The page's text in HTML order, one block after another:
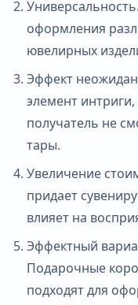
оформления
ювелирных
Эффект
элемент
получатель не
тары.
Увеличение
придает
влияет на
Эффектный
Подарочные
подходят для